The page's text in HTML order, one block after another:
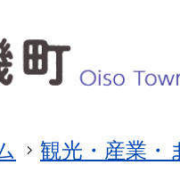
観光・産業・